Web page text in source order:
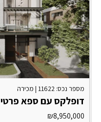
מספר נכס: 11622 | מכירה
דופלקס עם ספא פרטי
₪8,950,000